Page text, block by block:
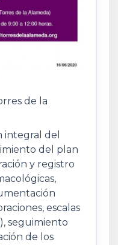
de la
integral del
del plan
y registro
escalas
seguimiento
de los